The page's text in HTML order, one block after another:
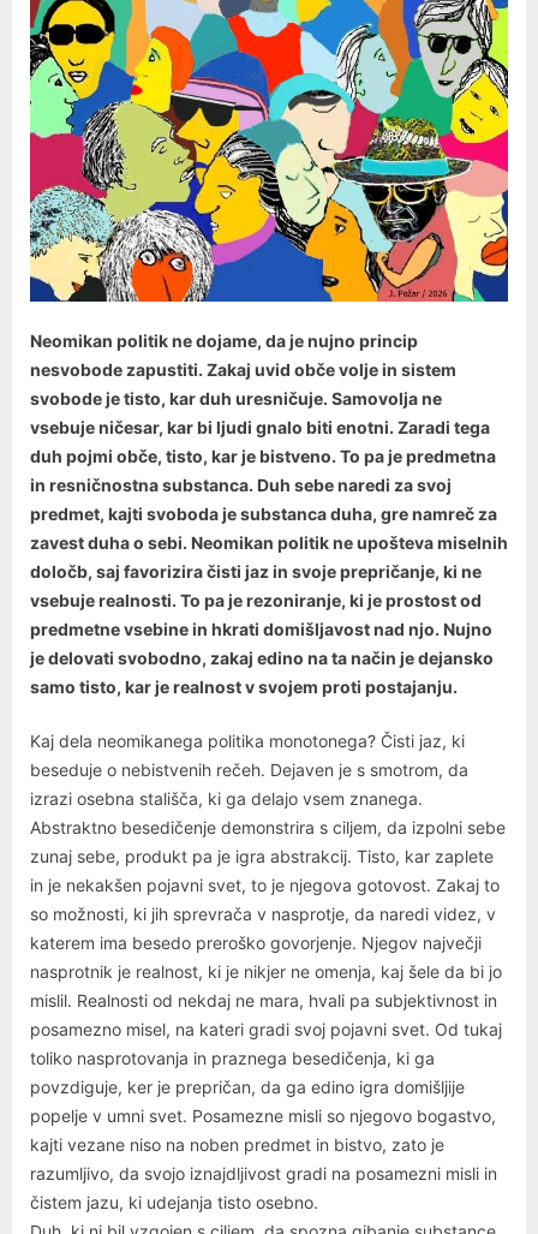
Neomikan politik ne dojame, da je nujno princip
nesvobode zapustiti. Zakaj uvid obče volje in sistem
svobode je tisto, kar duh uresničuje. Samovolja ne
vsebuje ničesar, kar bi ljudi gnalo biti enotni. Zaradi tega
duh pojmi obče, tisto, kar je bistveno. To pa je predmetna
in resničnostna substanca. Duh sebe naredi za svoj
predmet, kajti svoboda je substanca duha, gre namreč za
zavest duha o sebi. Neomikan politik ne upošteva miselnih
določb, saj favorizira čisti jaz in svoje prepričanje, ki ne
vsebuje realnosti. To pa je rezoniranje, ki je prostost od
predmetne vsebine in hkrati domišljavost nad njo. Nujno
je delovati svobodno, zakaj edino na ta način je dejansko
samo tisto, kar je realnost v svojem proti postajanju.
Kaj dela neomikanega politika monotonega? Čisti jaz, ki
beseduje o nebistvenih rečeh. Dejaven je s smotrom, da
izrazi osebna stališča, ki ga delajo vsem znanega.
Abstraktno besedičenje demonstrira s ciljem, da izpolni sebe
zunaj sebe, produkt pa je igra abstrakcij. Tisto, kar zaplete
in je nekakšen pojavni svet, to je njegova gotovost. Zakaj to
so možnosti, ki jih sprevrača v nasprotje, da naredi videz, v
katerem ima besedo preroško govorjenje. Njegov največji
nasprotnik je realnost, ki je nikjer ne omenja, kaj šele da bi jo
mislil. Realnosti od nekdaj ne mara, hvali pa subjektivnost in
posamezno misel, na kateri gradi svoj pojavni svet. Od tukaj
toliko nasprotovanja in praznega besedičenja, ki ga
povzdiguje, ker je prepričan, da ga edino igra domišljije
popelje v umni svet. Posamezne misli so njegovo bogastvo,
kajti vezane niso na noben predmet in bistvo, zato je
razumljivo, da svojo iznajdljivost gradi na posamezni misli in
čistem jazu, ki udejanja tisto osebno.